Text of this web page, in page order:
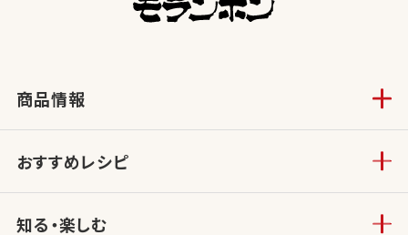
商品情報
おすすめレシピ
知る・楽しむ